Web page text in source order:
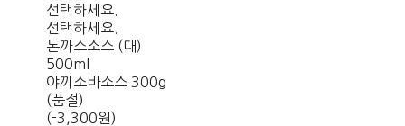
선택하세요.
선택하세요.
돈까스소스 (대)
500ml
야끼소바소스 300g
(품절)
(-3,300원)